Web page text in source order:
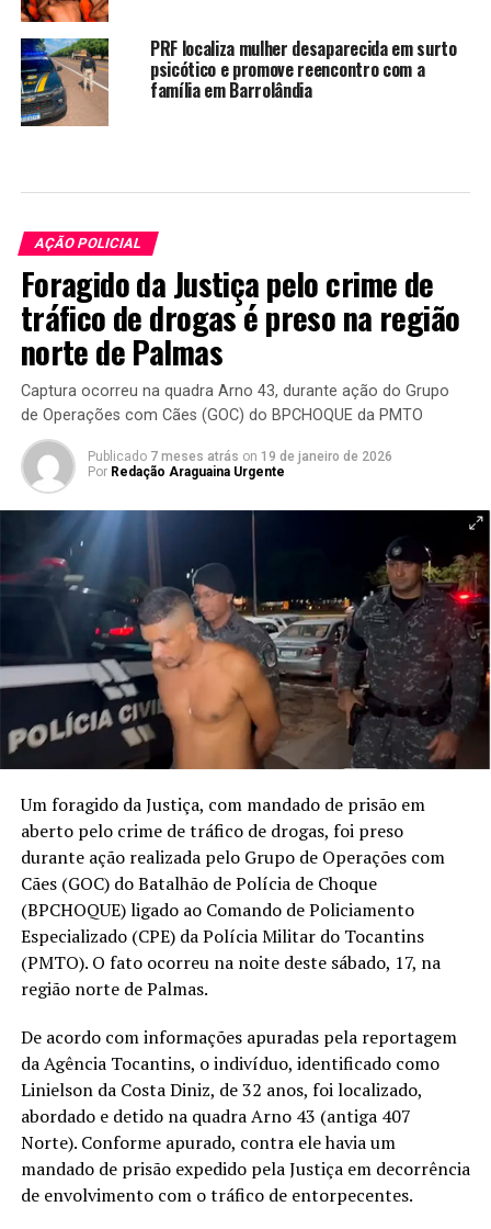
PRF localiza mulher desaparecida em surto
psicótico e promove reencontro com a
família em Barrolândia
AÇÃO POLICIAL
Foragido da Justiça pelo crime de
tráfico de drogas é preso na região
norte de Palmas
Captura ocorreu na quadra Arno 43, durante ação do Grupo
de Operações com Cães (GOC) do BPCHOQUE da PMTO
Publicado 7 meses atrás on 19 de janeiro de 2026
Por Redação Araguaina Urgente
Um foragido da Justiça, com mandado de prisão em
aberto pelo crime de tráfico de drogas, foi preso
durante ação realizada pelo Grupo de Operações com
Cães (GOC) do Batalhão de Polícia de Choque
(BPCHOQUE) ligado ao Comando de Policiamento
Especializado (CPE) da Polícia Militar do Tocantins
(PMTO). O fato ocorreu na noite deste sábado, 17, na
região norte de Palmas.
De acordo com informações apuradas pela reportagem
da Agência Tocantins, o indivíduo, identificado como
Linielson da Costa Diniz, de 32 anos, foi localizado,
abordado e detido na quadra Arno 43 (antiga 407
Norte). Conforme apurado, contra ele havia um
mandado de prisão expedido pela Justiça em decorrência
de envolvimento com o tráfico de entorpecentes.